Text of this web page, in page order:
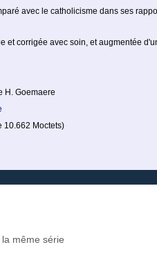
avec le catholicisme dans ses
et corrigée avec soin, et augmentée
H. Goemaere
10.662 Moctets)
même série